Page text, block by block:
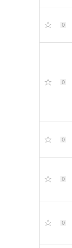
0
0
0
0
0